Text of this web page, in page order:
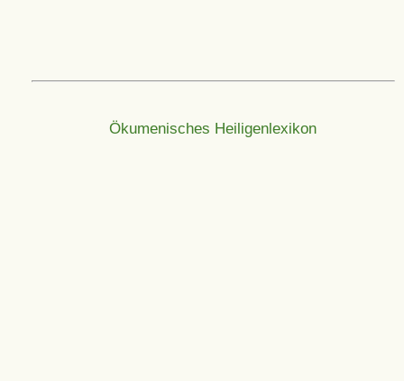
Ökumenisches Heiligenlexikon